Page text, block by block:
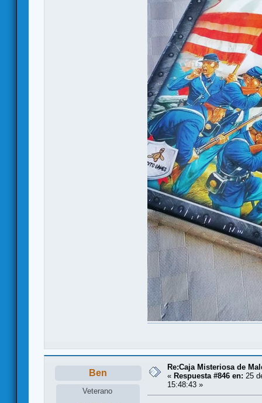
Ben
Veterano
Re:Caja Misteriosa de
« Respuesta #846 en: 25
15:48:43 »